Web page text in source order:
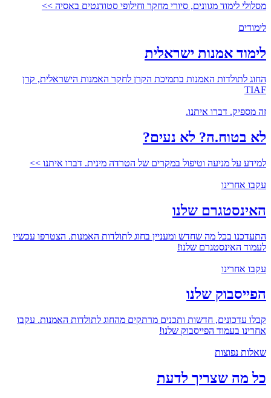
מסלולי לימוד מגוונים, סיורי מחקר וחילופי סטודנטים באסיה >>
לימודים
לימוד אמנות ישראלית
החוג לתולדות האמנות בתמיכת הקרן לחקר האמנות הישראלית, קרן
TIAF
זה מספיק. דברו איתנו.
לא בטוח.ה? לא נעים?
למידע על מניעה וטיפול במקרים של הטרדה מינית. דברו איתנו >>
עקבו אחרינו
האינסטגרם שלנו
התעדכנו בכל מה שחדש ומעניין בחוג לתולדות האמנות. הצטרפו עכשיו
לעמוד האינסטגרם שלנו!
עקבו אחרינו
הפייסבוק שלנו
קבלו עדכונים, חדשות ותכנים מרתקים מהחוג לתולדות האמנות. עקבו
אחרינו בעמוד הפייסבוק שלנו!
שאלות נפוצות
כל מה שצריך לדעת